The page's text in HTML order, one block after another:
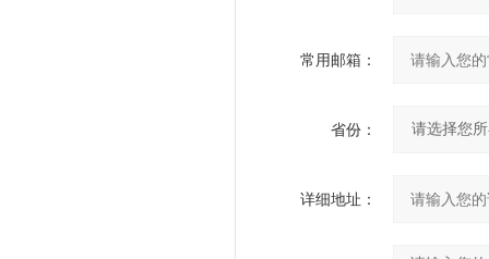
常用邮箱：
省份：
详细地址：